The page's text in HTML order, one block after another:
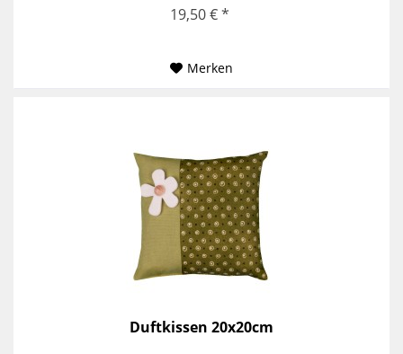
19,50 € *
Merken
Duftkissen 20x20cm